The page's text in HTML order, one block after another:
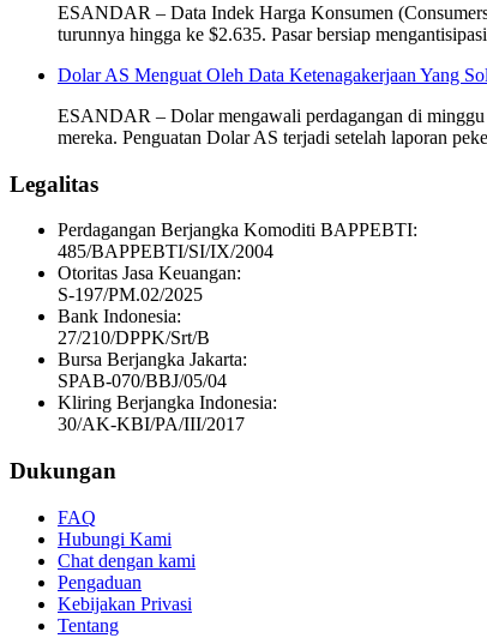
ESANDAR – Data Indek Harga Konsumen
turunnya hingga ke $2.635. Pasar bersiap
Dolar AS Menguat Oleh Data Ketenagakerjaan Yang
ESANDAR – Dolar mengawali perdagangan di minggu
mereka. Penguatan Dolar AS terjadi setelah laporan
Legalitas
Perdagangan Berjangka Komoditi BAPPEBTI:
485/BAPPEBTI/SI/IX/2004
Otoritas Jasa Keuangan:
S-197/PM.02/2025
Bank Indonesia:
27/210/DPPK/Srt/B
Bursa Berjangka Jakarta:
SPAB-070/BBJ/05/04
Kliring Berjangka Indonesia:
30/AK-KBI/PA/III/2017
Dukungan
FAQ
Hubungi Kami
Chat dengan kami
Pengaduan
Kebijakan Privasi
Tentang